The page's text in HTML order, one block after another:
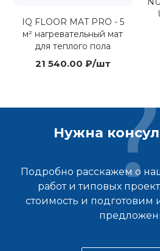
IQ FLOOR MAT PRO - 5
м² нагревательный мат
для теплого пола
21 540.00 ₽/шт
Нужна
Подробно расскажем о
работ и типовых
стоимость и